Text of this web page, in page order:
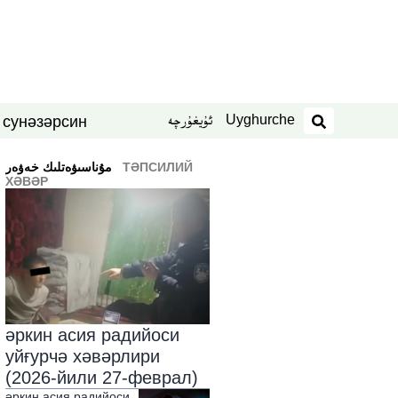
нәзәрсин ئۇيغۇرچە Uyghurche
издәш
ТӘПСИЛИЙ
ХӘВӘР
әркин асия радийоси
уйғурчә хәвәрлири
(2026-йили 27-феврал)